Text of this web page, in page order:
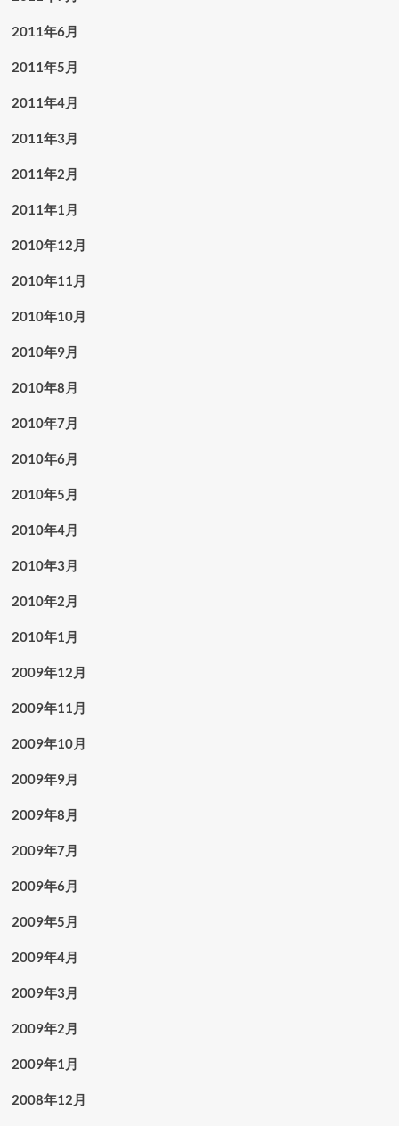
2011年6月
2011年5月
2011年4月
2011年3月
2011年2月
2011年1月
2010年12月
2010年11月
2010年10月
2010年9月
2010年8月
2010年7月
2010年6月
2010年5月
2010年4月
2010年3月
2010年2月
2010年1月
2009年12月
2009年11月
2009年10月
2009年9月
2009年8月
2009年7月
2009年6月
2009年5月
2009年4月
2009年3月
2009年2月
2009年1月
2008年12月